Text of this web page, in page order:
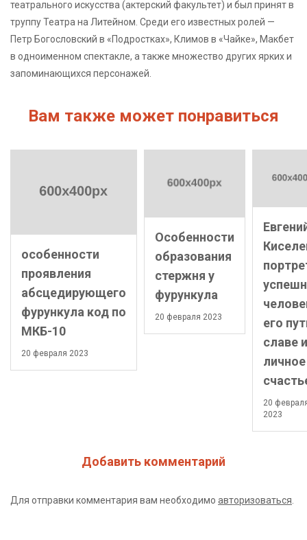
театрального искусства (актерский факультет) и был принят в
труппу Театра на Литейном. Среди его известных ролей —
Петр Богословский в «Подростках», Климов в «Чайке», Макбет
в одноименном спектакле, а также множество других ярких и
запоминающихся персонажей.
Вам также может понравиться
особенности
проявления
абсцедирующего
фурункула код по
МКБ-10
20 февраля 2023
Особенности
образования
стержня у
фурункула
20 февраля 2023
его
славе и
личное
20
2023
Добавить комментарий
Для отправки комментария вам необходимо авторизоваться.